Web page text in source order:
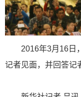
2016年3月16日，
记者见面，并回答记